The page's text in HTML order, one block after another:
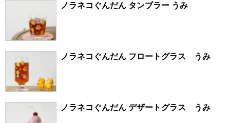
ノラネコぐんだん タンブラー うみ
ノラネコぐんだん フロートグラス うみ
ノラネコぐんだん デザートグラス うみ